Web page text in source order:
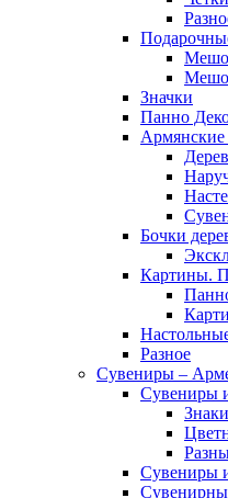
Значки
Панно
Армянские
Бочки
Картины.
Разное
Сувениры –
Сувениры
Сувениры